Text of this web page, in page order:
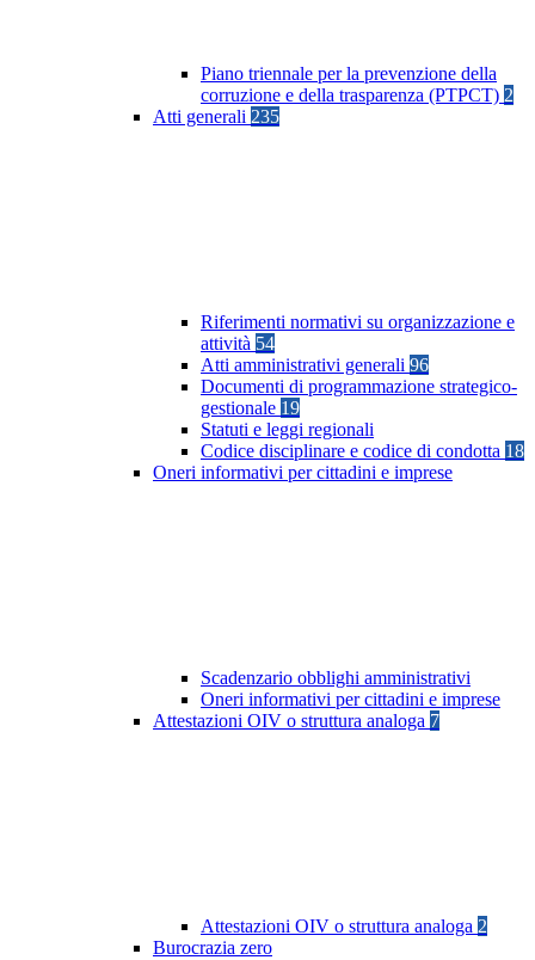
Piano triennale per la prevenzione della
corruzione e della trasparenza (PTPCT) 2
Atti generali 235
Riferimenti normativi su organizzazione e
attività 54
Atti amministrativi generali 96
Documenti di programmazione strategico-
gestionale 19
Statuti e leggi regionali
Codice disciplinare e codice di condotta 18
Oneri informativi per cittadini e imprese
Scadenzario obblighi amministrativi
Oneri informativi per cittadini e imprese
Attestazioni OIV o struttura analoga 7
Attestazioni OIV o struttura analoga 2
Burocrazia zero